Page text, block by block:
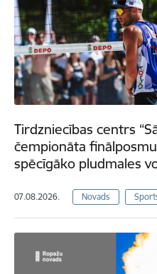
Tirdzniecības centrs
čempionāta
spēcīgāko pludmales
07.08.2026. Novads